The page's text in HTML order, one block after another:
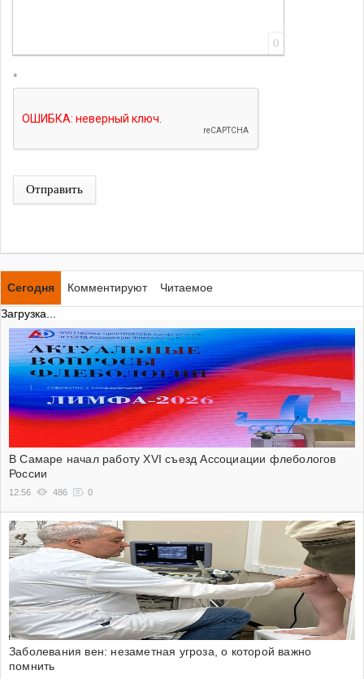
0
*
Отправить
Сегодня Комментируют
Читаемое
Загрузка...
В Самаре начал работу XVI съезд Ассоциации флебологов
России
12:56 486 0
Заболевания вен: незаметная угроза, о которой важно
помнить